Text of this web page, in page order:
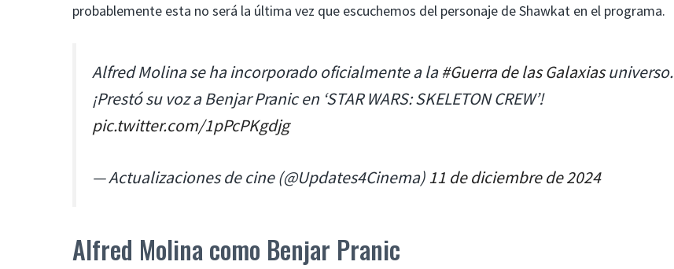
probablemente esta no será la última vez que escuchemos del personaje de Shawkat en el programa.
Alfred Molina se ha incorporado oficialmente a la#Guerra de las Galaxiasuniverso.
¡Prestó su voz a Benjar Pranic en ‘STAR WARS: SKELETON CREW’!
pic.twitter.com/1pPcPKgdjg
— Actualizaciones de cine (@Updates4Cinema)11 de diciembre de 2024
Alfred Molina como Benjar Pranic